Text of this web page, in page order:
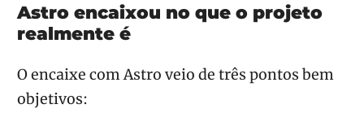
Astro encaixou no que o projeto
realmente é
O encaixe com Astro veio de três pontos bem
objetivos: